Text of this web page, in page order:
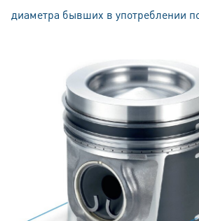
диаметра бывших в употреблении